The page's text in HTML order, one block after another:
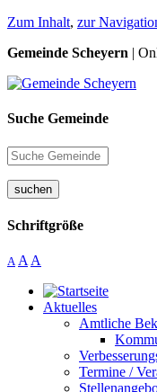
Zum Inhalt, zur
Gemeinde Scheyern |
Suche Gemeinde
suchen
Schriftgröße
A A A
Aktuelles
Amtliche
Termine /